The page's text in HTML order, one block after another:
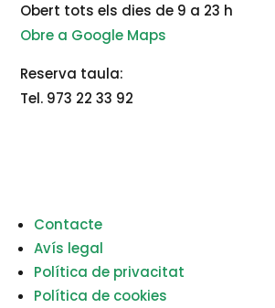
Obert tots els dies de 9 a 23 h
Obre a Google Maps
Reserva taula:
Tel. 973 22 33 92
Contacte
Avís legal
Política de privacitat
Política de cookies